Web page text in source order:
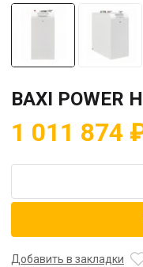
BAXI POWER
1 011 874
BAXI
A
Добавить в закладки